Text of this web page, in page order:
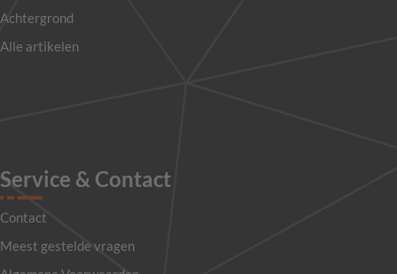
Achtergrond
Alle artikelen
Service & Contact
Contact
Meest gestelde vragen